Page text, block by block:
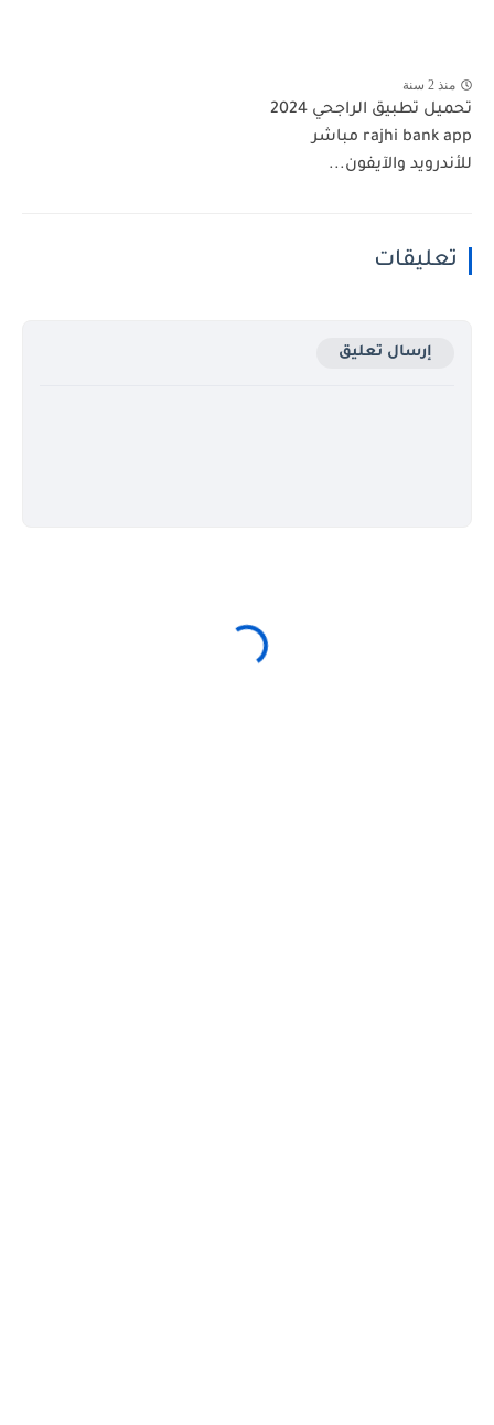
منذ 2 سنة
تحميل تطبيق الراجحي 2024
rajhi bank app مباشر
للأندرويد والآيفون...
تعليقات
إرسال تعليق